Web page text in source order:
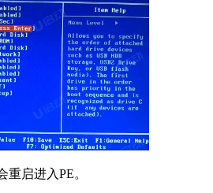
重启进入PE。